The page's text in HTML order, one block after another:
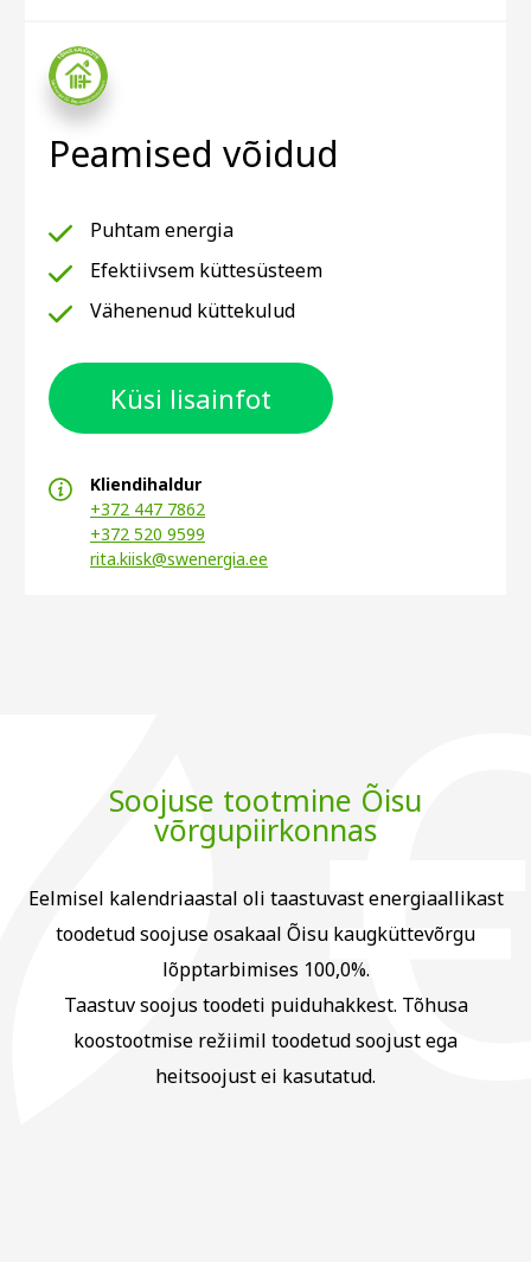
Peamised võidud
Puhtam energia
Efektiivsem küttesüsteem
Vähenenud küttekulud
Küsi lisainfot
Kliendihaldur
+372 447 7862
+372 520 9599
rita.kiisk@swenergia.ee
Soojuse tootmine Õisu
võrgupiirkonnas
Eelmisel kalendriaastal oli taastuvast energiaallikast
toodetud soojuse osakaal Õisu kaugküttevõrgu
lõpptarbimises 100,0%.
Taastuv soojus toodeti puiduhakkest. Tõhusa
koostootmise režiimil toodetud soojust ega
heitsoojust ei kasutatud.